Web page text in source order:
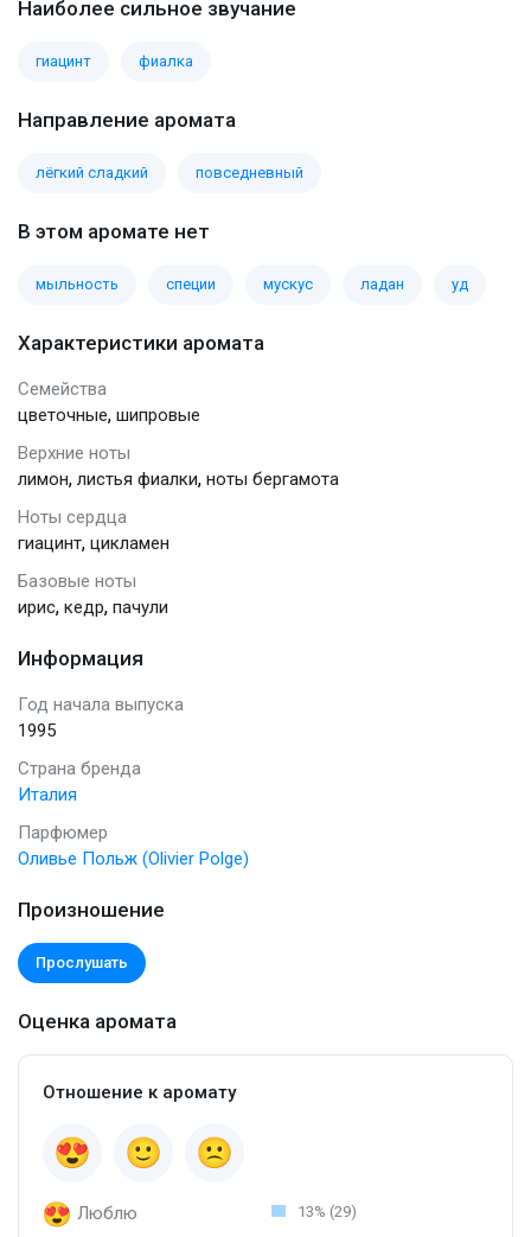
Наиболее сильное звучание
гиацинт фиалка
Направление аромата
лёгкий сладкий повседневный
В этом аромате нет
мыльность специи мускус ладан уд
Характеристики аромата
Семейства
цветочные, шипровые
Верхние ноты
лимон, листья фиалки, ноты бергамота
Ноты сердца
гиацинт, цикламен
Базовые ноты
ирис, кедр, пачули
Информация
Год начала выпуска
1995
Страна бренда
Италия
Парфюмер
Оливье Польж (Olivier Polge)
Произношение
Прослушать
Оценка аромата
Отношение к аромату
Люблю 13% (29)